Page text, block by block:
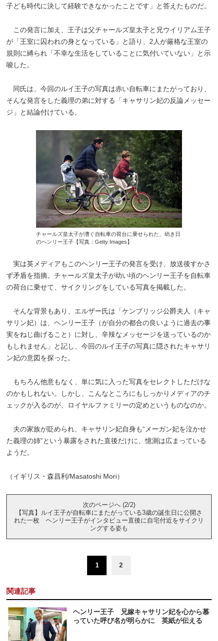
子ども時代に決して経験できなかったことです」と答えたものだ。
この発言に加え、王子は父チャールズ皇太子と兄ウイリアム王子
が「王室に囚われの身となっている」と語り、2人が厳格な王室の
規則に縛られ「不幸な生活をしていることに気付いていない」と示
唆した。
同氏は、今回のルイ王子の写真は赤い自転車にまたがっており、
そんな発言をした義理の弟に対する「キャサリン妃の反論メッセー
ジ」と結論付けている。
チャールズ皇太子が漕ぐ自転車の荷台に乗せられた、幼き日
のヘンリー王子【写真：Getty Images】
実は英メディアもこのヘンリー王子の発言を受け、放送後すかさ
ず矛盾を指摘。チャールズ皇太子が幼い頃のヘンリー王子を自転車
の荷台に乗せて、サイクリングをしている写真を掲載した。
そんな背景もあり、エルザー氏は「ケンブリッジ公爵夫人（キャ
サリン妃）は、ヘンリー王子（が自分の都合の良いように過去の事
実をねじ曲げること）に対し、辛辣なメッセージを送っているのか
もしれません」と記し、今回のルイ王子の写真に隠されたキャサリ
ン妃の意図を探った。
もちろん他意もなく、単に気に入った写真をセレクトしただけな
のかもしれない。しかし、こんなところにもしっかりメディアのチ
ェックが入るのが、ロイヤルファミリーの定めというものなのか。
夫の家族が貶められ、キャサリン妃自身も“メーガン妃を泣かせ
た義理の姉”という暴露をされた直後だけに、憶測は広まっている
ようだ。
（イギリス・森昌利/Masatoshi Mori）
次のページへ (2/2)
【写真】ルイ王子が自転車にまたがっている3歳の誕生日に公開さ
れた一枚 ヘンリー王子がインタビュー直後に自宅付近をサイクリ
ングする姿も
1 2
関連記事
ヘンリー王子 兄嫁キャサリン妃を心から慕
っていた呼び名が明らかに 英紙が伝える